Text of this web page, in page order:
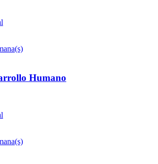
Humano